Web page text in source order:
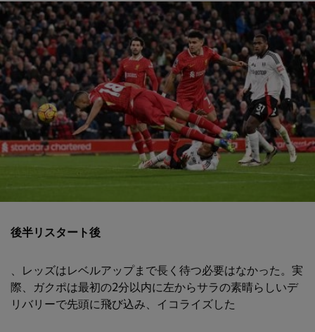
後半リスタート後
、レッズはレベルアップまで長く待つ必要はなかった。実
際、ガクポは最初の2分以内に左からサラの素晴らしいデ
リバリーで先頭に飛び込み、イコライズした